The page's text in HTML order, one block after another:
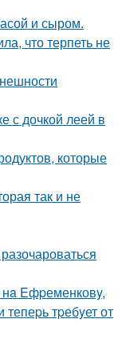
и сыром.
что терпеть не
с дочкой леей в
которые
так и не
нa Eфpеменковy,
тpебyет от